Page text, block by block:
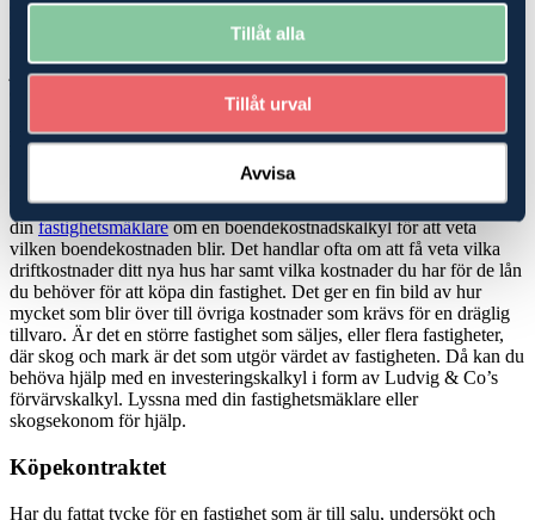
Tillåt alla
Tillåt urval
Avvisa
eller när en fastighet säljes. Hur ser det ut med EU-stöd och
stödrätter? Är marken utarrenderad och vad betyder det för dina
juridik, som kan hjälpa dig att hitta den bästa möjliga lösningen när
eller jordbruk-/ lantbruksfastighet
Köp- och investeringskalkyler
Köper du en mindre fastighet, en så kallad avstyckad gård där det
finns ett hus att bo i men mindre marker, kan du bli hjälpt av att be
dinfastighetsmäklareom en boendekostnadskalkyl för att veta
vilken boendekostnaden blir. Det handlar ofta om att få veta vilka
driftkostnader ditt nya hus har samt vilka kostnader du har för de lån
du behöver för att köpa din fastighet. Det ger en fin bild av hur
mycket som blir över till övriga kostnader som krävs för en dräglig
tillvaro. Är det en större fastighet som säljes, eller flera fastigheter,
där skog och mark är det som utgör värdet av fastigheten. Då kan du
behöva hjälp med en investeringskalkyl i form av Ludvig & Co’s
förvärvskalkyl. Lyssna med din fastighetsmäklare eller
skogsekonom för hjälp.
Köpekontraktet
Har du fattat tycke för en fastighet som är till salu, undersökt och